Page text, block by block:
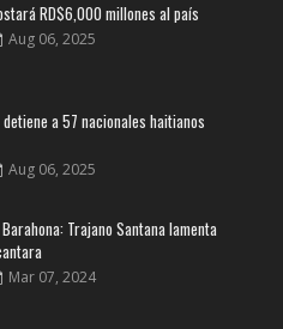
RD$6,000 millones al país
Aug 06, 2025
detiene a 57 nacionales haitianos
Aug 06, 2025
Trajano Santana lamenta
Mar 07, 2024